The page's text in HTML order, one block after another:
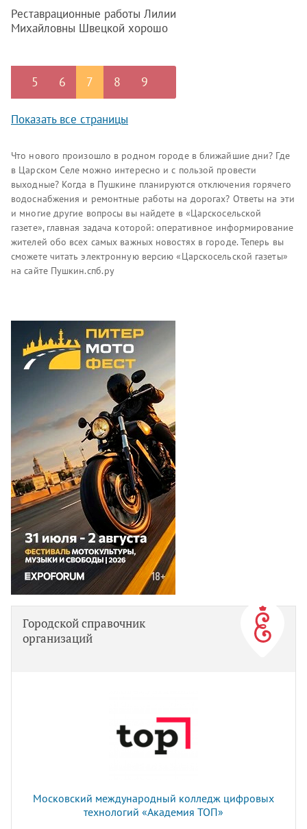
Реставрационные работы Лилии
Михайловны Швецкой хорошо
восстановлении Екатерининского
дворца.
5 6 7 8 9
Показать все страницы
Что нового произошло в родном городе в ближайшие дни? Где
в Царском Селе можно интересно и с пользой провести
выходные? Когда в Пушкине планируются отключения горячего
водоснабжения и ремонтные работы на дорогах? Ответы на эти
и многие другие вопросы вы найдете в «Царскосельской
газете», главная задача которой: оперативное информирование
жителей обо всех самых важных новостях в городе. Теперь вы
сможете читать электронную версию «Царскосельской газеты»
на сайте Пушкин.спб.ру
Городской справочник
организаций
Московский международный колледж цифровых
технологий «Академия TOП»